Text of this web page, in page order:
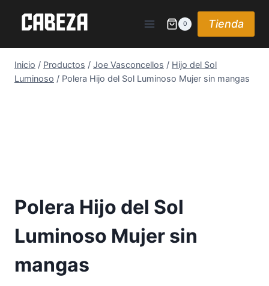
0 Tienda
Inicio / Productos / Joe Vasconcellos / Hijo del Sol
Luminoso / Polera Hijo del Sol Luminoso Mujer sin mangas
Polera Hijo del Sol
Luminoso Mujer sin
mangas